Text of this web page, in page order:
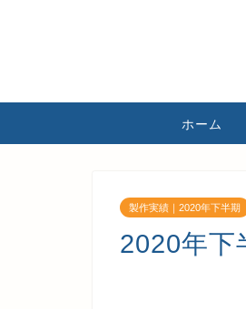
ホーム
製作実績｜2020年下半期
2020年下